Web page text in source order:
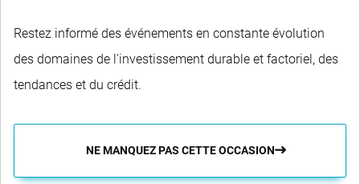
Restez informé des événements en constante évolution
des domaines de l'investissement durable et factoriel, des
tendances et du crédit.
NE MANQUEZ PAS CETTE OCCASION